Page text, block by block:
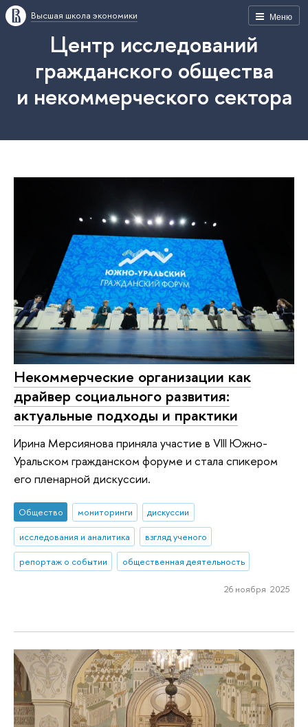
Меню
Высшая школа экономики
Центр исследований
гражданского общества
и некоммерческого сектора
Некоммерческие организации как
драйвер социального развития:
актуальные подходы и практики
Ирина Мерсиянова приняла участие в VIII Южно-
Уральском гражданском форуме и стала спикером
его пленарной дискуссии.
Общество мониторинги
дискуссии
исследования и аналитика
взгляд ученого
репортаж о событии
общественная деятельность
26 ноября 2025